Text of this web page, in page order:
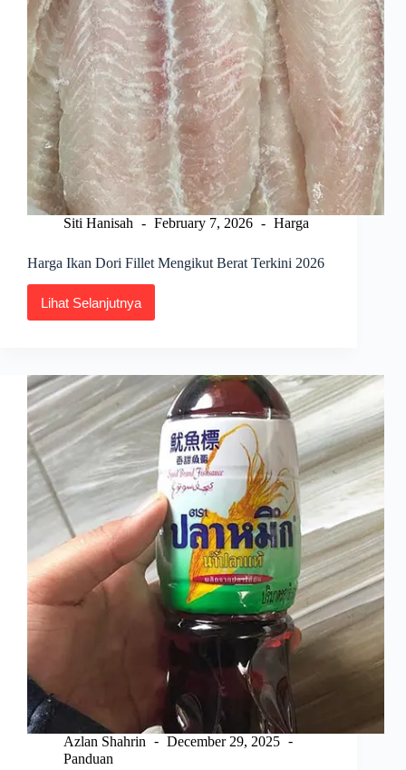
Siti Hanisah February 7, 2026 Harga
Harga Ikan Dori Fillet Mengikut Berat Terkini 2026
Lihat Selanjutnya
Harga
Ikan
Berat
Terkini
2026
Azlan Shahrin
December 29, 2025
Panduan